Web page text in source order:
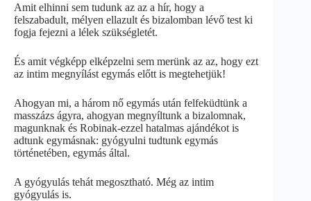
Amit elhinni sem tudunk az az a hír, hogy a
felszabadult, mélyen ellazult és bizalomban lévő test ki
fogja fejezni a lélek szükségletét.
És amit végképp elképzelni sem merünk az az, hogy ezt
az intim megnyílást egymás előtt is megtehetjük!
Ahogyan mi, a három nő egymás után felfeküdtünk a
masszázs ágyra, ahogyan megnyíltunk a bizalomnak,
magunknak és Robinak-ezzel hatalmas ajándékot is
adtunk egymásnak: gyógyulni tudtunk egymás
történetében, egymás által.
A gyógyulás tehát megosztható. Még az intim
gyógyulás is.